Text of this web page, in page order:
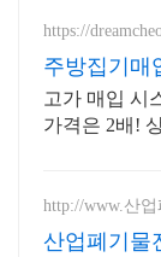
https://
주방집기매
방집기매입
고가 매입 시
가격은 2배!
http://www.산
산업폐기물